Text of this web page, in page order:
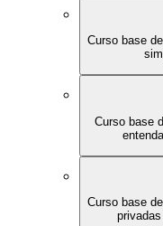
Curso base
Curso base
Curso base